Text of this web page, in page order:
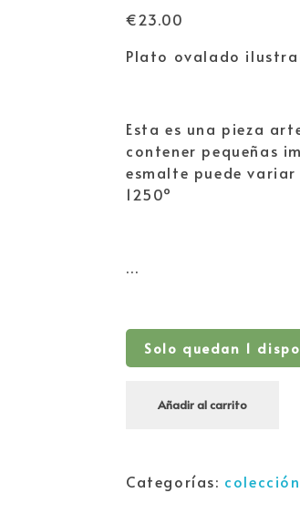
€23.00
Plato ovalado
Esta es una pieza
contener pequeñas
esmalte puede
1250º
…
Solo quedan 1
Añadir al carrito
Categorías: